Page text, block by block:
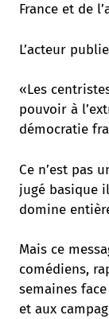
France et de
L’acteur
«Les
pouvoir à
démocratie
Ce n’est pas
jugé basique
domine
Mais ce
comédiens,
semaines
et aux